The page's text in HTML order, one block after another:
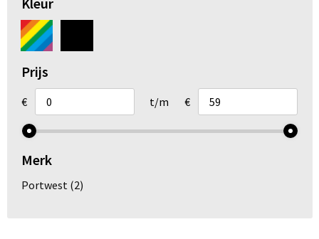
Arm- en handbescherming
Ademhalingsbescherming
Gehoorbescherming
Oog- en gelaatsbescherming
Hoofdbescherming
Broeken en Rokken
Prijs
€ t/m €
Merk
Portwest (2)